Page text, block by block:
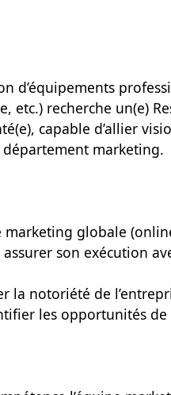
d’équipements
recherche un(e)
capable d’allier
marketing.
globale
son exécution
la notoriété de
les opportunités de